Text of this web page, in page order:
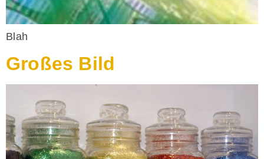
Blah
Großes Bild